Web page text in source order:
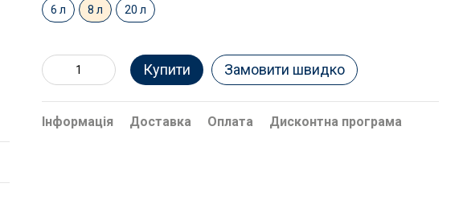
6 л 8 л 20 л
Купити Замовити швидко
Інформація Доставка Оплата Дисконтна програма